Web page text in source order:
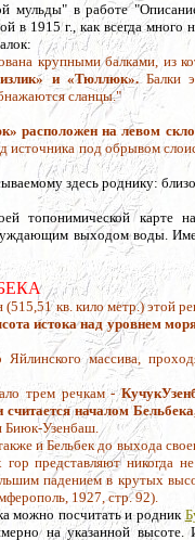
мульды" в работе
в 1915 г., как всегда много
крупными балками, из
и «Тюллюк».Балки
сланцы."
расположен на левом
под обрывом
здесь роднику:
топонимической карте
выходом воды.
(515,51 кв. кило­ метр.) этой
истока над уровнем
Яйлинского массива,
трем речкам -
началом
Биюк-Узенбаш.
и Бельбек до выхода
представляют никогда
падением в крутых
1927, стр. 92).
можно посчитать и родник
на указанной высоте.